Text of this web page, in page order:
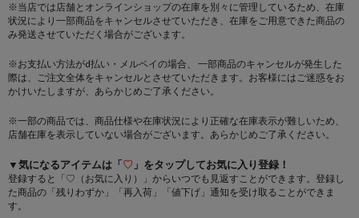
※当店では店舗とオンラインショップの在庫を別々に管理しているため、在庫
状況により一部商品をキャンセルさせていただき、在庫をご用意できた商品の
み発送させていただく場合がございます。
※お支払い方法がd払い・メルペイの場合、 一部商品のキャンセルが発生した
際は、ご注文全体をキャンセルとさせていただきます。お客様にはご迷惑をお
かけいたしますが、あらかじめご了承ください。
※一部の商品では、商品仕様や在庫状況により正確な在庫表示が難しいため、
店舗在庫を表示していない場合がございます。あらかじめご了承ください。
▼気になるアイテムは「♡ 」をタップしてお気に入り登録！
登録すると「♡（お気に入り）」からいつでも見返すことができます。登録し
た商品の「残りわずか」「再入荷」「値下げ」通知を受け取ることができま
す。